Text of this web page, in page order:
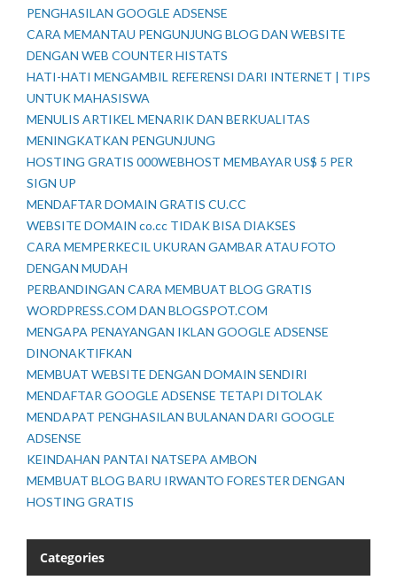
PENGHASILAN GOOGLE ADSENSE
CARA MEMANTAU PENGUNJUNG BLOG DAN WEBSITE
DENGAN WEB COUNTER HISTATS
HATI-HATI MENGAMBIL REFERENSI DARI INTERNET | TIPS
UNTUK MAHASISWA
MENULIS ARTIKEL MENARIK DAN BERKUALITAS
MENINGKATKAN PENGUNJUNG
HOSTING GRATIS 000WEBHOST MEMBAYAR US$ 5 PER
SIGN UP
MENDAFTAR DOMAIN GRATIS CU.CC
WEBSITE DOMAIN co.cc TIDAK BISA DIAKSES
CARA MEMPERKECIL UKURAN GAMBAR ATAU FOTO
DENGAN MUDAH
PERBANDINGAN CARA MEMBUAT BLOG GRATIS
WORDPRESS.COM DAN BLOGSPOT.COM
MENGAPA PENAYANGAN IKLAN GOOGLE ADSENSE
DINONAKTIFKAN
MEMBUAT WEBSITE DENGAN DOMAIN SENDIRI
MENDAFTAR GOOGLE ADSENSE TETAPI DITOLAK
MENDAPAT PENGHASILAN BULANAN DARI GOOGLE
ADSENSE
KEINDAHAN PANTAI NATSEPA AMBON
MEMBUAT BLOG BARU IRWANTO FORESTER DENGAN
HOSTING GRATIS
Categories